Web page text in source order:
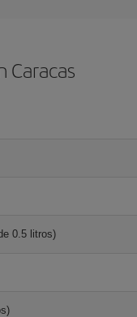
Caracas
0.5 litros)